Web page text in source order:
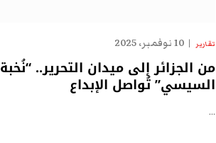
تقارير 10 نوفمبر، 2025
من الجزائر إلى ميدان التحرير.. “نُخبة
السيسي” تُواصل الإبداع
…